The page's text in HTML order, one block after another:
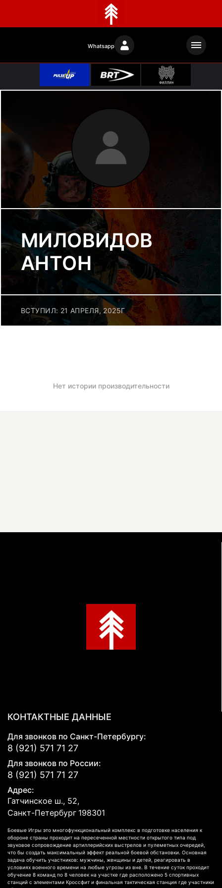
Whatsapp
МИЛОВИДОВ
АНТОН
ВСТУПИЛ: 21 АПРЕЛЯ, 2025Г
Нет истории производительности
КОНТАКТНЫЕ ДАННЫЕ
Для звонков по Санкт-Петербургу:
8 (921) 571 71 27
Для звонков по России:
8 (921) 571 71 27
Адрес:
Гатчинское ш., 52,
Санкт-Петербург 198301
Боевые Игры это многофункциональный комплекс в подготовке населения к
обороне страны проходит на пересеченной местности открытого типа под
звуковое сопровождение артиллерийских выстрелов и пулеметных очередей,
что бы создать максимальный эффект реальной боевой обстановки. Основная
задача обучить участников: мужчины, женщины и детей, реагировать в
условиях военного времени на любые угрозы из вне. В течение суток проходит
обучение 8 команд по 8 человек на участке где расположено 5 спортивных
станций с элементами Кроссфит и финальная тактическая станция где участники